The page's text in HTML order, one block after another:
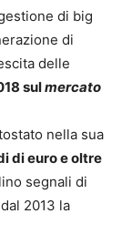
di big
di
delle
sulmercato
nella sua
di euro e oltre
segnali di
2013 la